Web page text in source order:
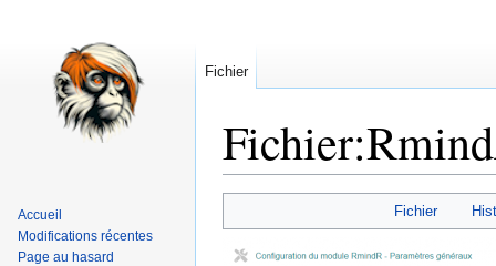
Fichier:
à
à
Fichier
Fichier
Accueil
Modifications récentes
Page au hasard